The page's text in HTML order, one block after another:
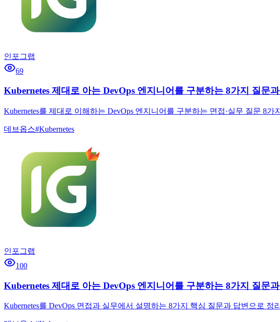
인포그랩
69
Kubernetes 제대로 아는 DevOps 엔지니어를 구분하는 8가지 질문
Kubernetes를 제대로 이해하는 DevOps 엔지니어를 구분하는 면접·실무 질문 8
데브옵스#Kubernetes
인포그랩
100
Kubernetes 제대로 아는 DevOps 엔지니어를 구분하는 8가지 질문과
Kubernetes를 DevOps 면접과 실무에서 설명하는 8가지 핵심 질문과 답변으로